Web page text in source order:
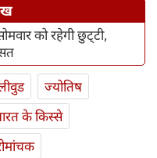
को रहेगी छुट्‌टी,
ज्योतिष
के किस्से